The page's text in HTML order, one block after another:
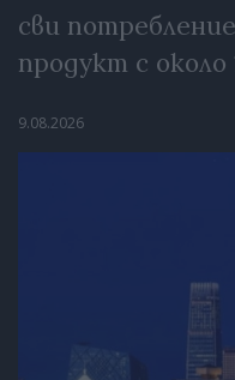
сви
продукт с около
9.08.2026